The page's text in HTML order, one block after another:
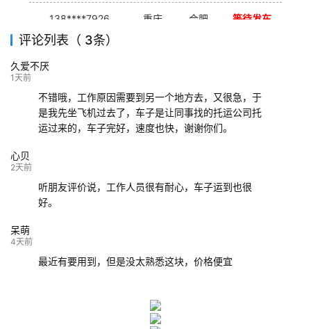
138****7926 重庆 合肥 等待发车
139****9233
评论列表（ 3条）
久爱不厌
1天前
不错哦，工作原因需要到另一个地方去，又很急，于
是我先坐飞机过去了，车子是让同事找的托运公司托
运过来的，车子完好，速度也快，谢谢你们。
心贝
2天前
听朋友评价说，工作人员很有耐心，车子运到也很
好。
呆萌
4天前
最近有要用到，但是没太熟悉这块，价格便宜